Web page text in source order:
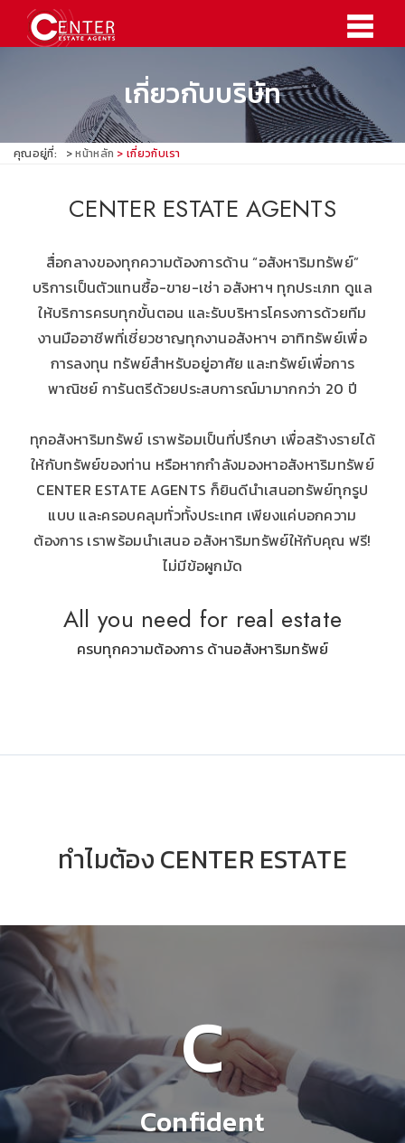
เกี่ยวกับบริษัท
คุณอยู่ที่: หน้าหลัก เกี่ยวกับเรา
CENTER ESTATE AGENTS
สื่อกลางของทุกความต้องการด้าน “อสังหาริมทรัพย์”
บริการเป็นตัวแทนซื้อ-ขาย-เช่า อสังหาฯ ทุกประเภท ดูแล
ให้บริการครบทุกขั้นตอน และรับบริหารโครงการด้วยทีม
งานมืออาชีพที่เชี่ยวชาญทุกงานอสังหาฯ อาทิทรัพย์เพื่อ
การลงทุน ทรัพย์สำหรับอยู่อาศัย และทรัพย์เพื่อการ
พาณิชย์ การันตรีด้วยประสบการณ์มามากกว่า 20 ปี
ทุกอสังหาริมทรัพย์ เราพร้อมเป็นที่ปรึกษา เพื่อสร้างรายได้
ให้กับทรัพย์ของท่าน หรือหากกำลังมองหาอสังหาริมทรัพย์
CENTER ESTATE AGENTS ก็ยินดีนำเสนอทรัพย์ทุกรูป
แบบ และครอบคลุมทั่วทั้งประเทศ เพียงแค่บอกความ
ต้องการ เราพร้อมนำเสนอ อสังหาริมทรัพย์ให้กับคุณ ฟรี!
ไม่มีข้อผูกมัด
All you need for real estate
ครบทุกความต้องการ ด้านอสังหาริมทรัพย์
ทำไมต้อง CENTER ESTATE
C
Confident